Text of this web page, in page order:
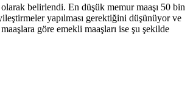
belirlendi. En düşük memur maaşı 50 bin
yapılması gerektiğini düşünüyor ve
göre emekli maaşları ise şu şekilde